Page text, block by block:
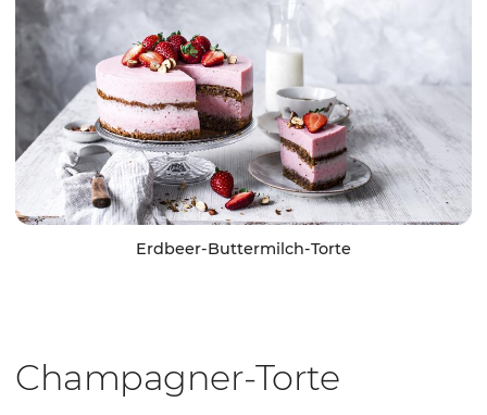
Erdbeer-Buttermilch-Torte
Champagner-Torte